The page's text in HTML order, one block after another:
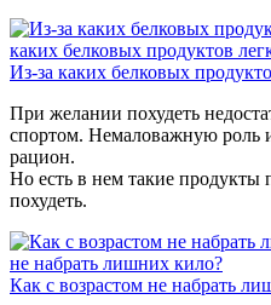
каких белковых продуктов
Из-за каких белковых
При желании похудеть
спортом. Немаловажную роль
рацион.
Но есть в нем такие продукты
похудеть.
не набрать лишних кило?
Как с возрастом не набрать